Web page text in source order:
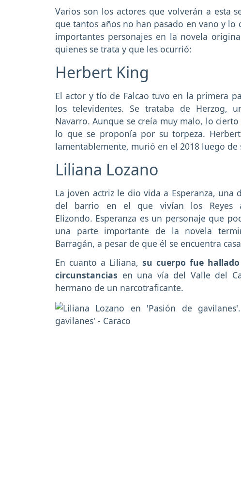
Varios son los actores que volverán a esta
que tantos años no han pasado en vano y
importantes personajes en la novela
quienes se trata y que les ocurrió:
Herbert King
El actor y tío de Falcao tuvo en la primera
los televidentes. Se trataba de Herzog,
Navarro. Aunque se creía muy malo, lo
lo que se proponía por su torpeza.
lamentablemente, murió en el 2018 luego
Liliana Lozano
La joven actriz le dio vida a Esperanza, una
del barrio en el que vivían los Reyes
Elizondo. Esperanza es un personaje que
una parte importante de la novela
Barragán, a pesar de que él se encuentra
En cuanto a Liliana, su cuerpo fue
circunstancias en una vía del Valle del
hermano de un narcotraficante.